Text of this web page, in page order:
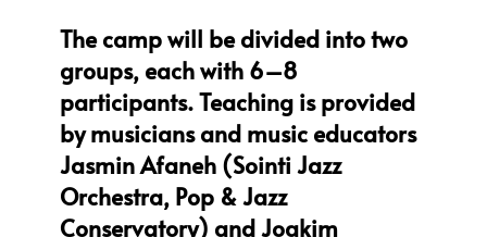
The camp will be divided into two
groups, each with 6–8
participants. Teaching is provided
by musicians and music educators
Jasmin Afaneh (Sointi Jazz
Orchestra, Pop & Jazz
Conservatory) and Joakim